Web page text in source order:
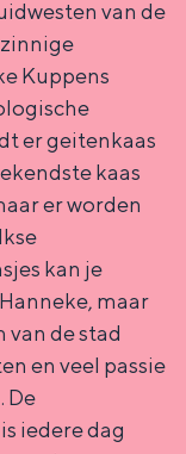
van de
Kuppens
er geitenkaas
kaas
er worden
kan je
maar
van de stad
en veel passie
De
iedere dag